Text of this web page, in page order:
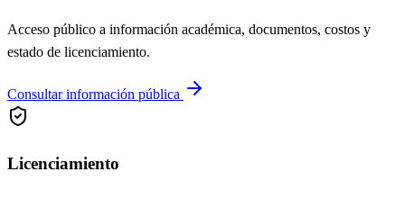
Acceso público a información académica, documentos, costos y
estado de licenciamiento.
Consultar información pública
Licenciamiento